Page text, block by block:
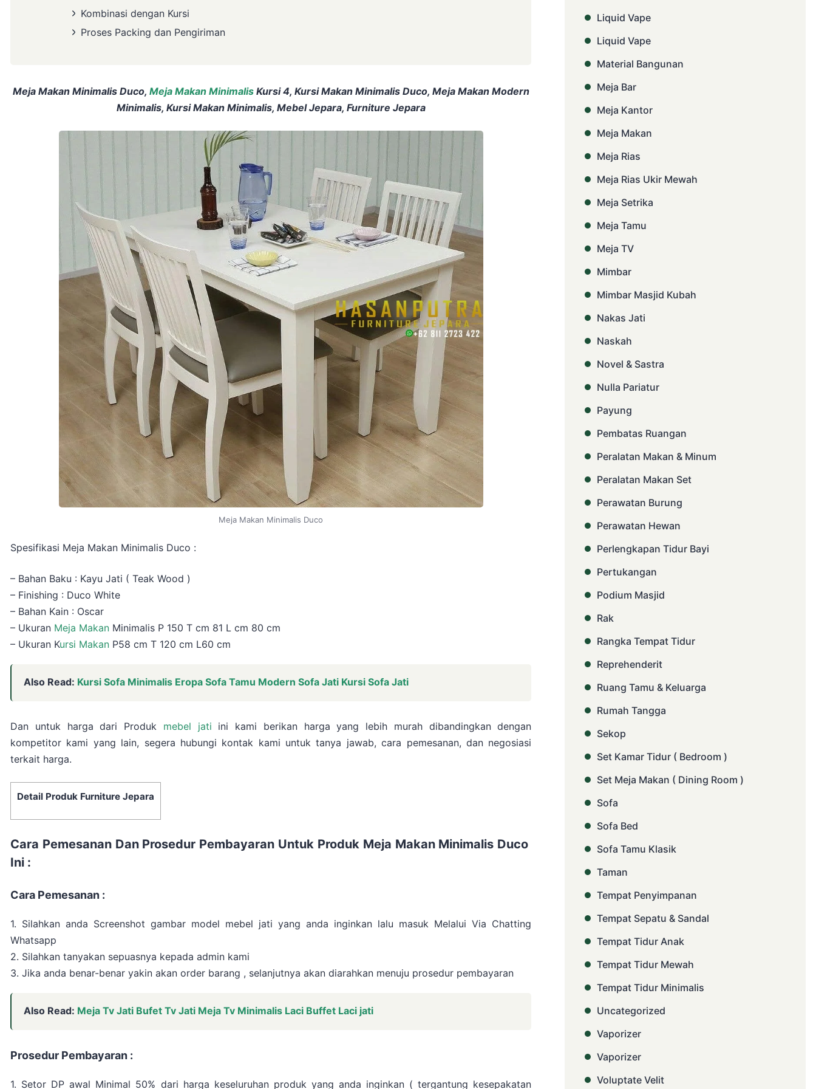
Kombinasi dengan Kursi
Proses Packing dan Pengiriman
Meja Makan Minimalis Duco, Meja Makan MinimalisKursi 4, Kursi Makan Minimalis Duco, Meja Makan Modern
Minimalis, Kursi Makan Minimalis, Mebel Jepara, Furniture Jepara
Meja Makan Minimalis Duco
Spesifikasi Meja Makan Minimalis Duco :
– Bahan Baku : Kayu Jati ( Teak Wood )
– Finishing : Duco White
– Bahan Kain : Oscar
– Ukuran Meja Makan Minimalis P 150 T cm 81 L cm 80 cm
– Ukuran Kursi Makan P58 cm T 120 cm L60 cm
Also Read: Kursi Sofa Minimalis Eropa Sofa Tamu Modern Sofa Jati Kursi Sofa Jati
Dan untuk harga dari Produk mebel jati ini kami berikan harga yang lebih murah dibandingkan dengan
kompetitor kami yang lain, segera hubungi kontak kami untuk tanya jawab, cara pemesanan, dan negosiasi
terkait harga.
Detail Produk Furniture Jepara
Cara Pemesanan Dan Prosedur Pembayaran Untuk Produk Meja Makan Minimalis Duco
Ini :
Cara Pemesanan :
1. Silahkan anda Screenshot gambar model mebel jati yang anda inginkan lalu masuk Melalui Via Chatting
Whatsapp
2. Silahkan tanyakan sepuasnya kepada admin kami
3. Jika anda benar-benar yakin akan order barang , selanjutnya akan diarahkan menuju prosedur pembayaran
Also Read: Meja Tv Jati Bufet Tv Jati Meja Tv Minimalis Laci Buffet Laci jati
Prosedur Pembayaran :
1. Setor DP awal Minimal 50% dari harga keseluruhan produk yang anda inginkan ( tergantung kesepakatan
Liquid Vape
Liquid Vape
Material Bangunan
Meja Bar
Meja Kantor
Meja Makan
Meja Rias
Meja Rias Ukir Mewah
Meja Setrika
Meja Tamu
Meja TV
Mimbar
Mimbar Masjid Kubah
Nakas Jati
Naskah
Novel & Sastra
Nulla Pariatur
Payung
Pembatas Ruangan
Peralatan Makan & Minum
Peralatan Makan Set
Perawatan Burung
Perawatan Hewan
Perlengkapan Tidur Bayi
Pertukangan
Podium Masjid
Rak
Rangka Tempat Tidur
Reprehenderit
Ruang Tamu & Keluarga
Rumah Tangga
Sekop
Set Kamar Tidur ( Bedroom )
Set Meja Makan ( Dining Room )
Sofa
Sofa Bed
Sofa Tamu Klasik
Taman
Tempat Penyimpanan
Tempat Sepatu & Sandal
Tempat Tidur Anak
Tempat Tidur Mewah
Tempat Tidur Minimalis
Uncategorized
Vaporizer
Vaporizer
Voluptate Velit